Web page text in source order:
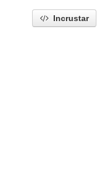
Incrustar